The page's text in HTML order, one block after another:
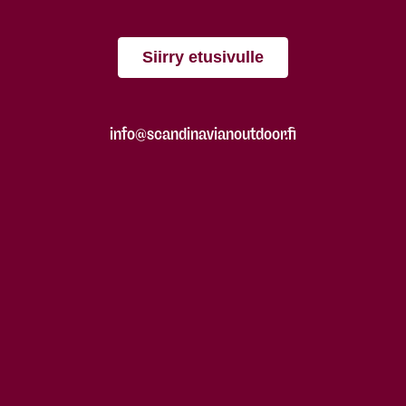
Siirry etusivulle
info@scandinavianoutdoor.fi